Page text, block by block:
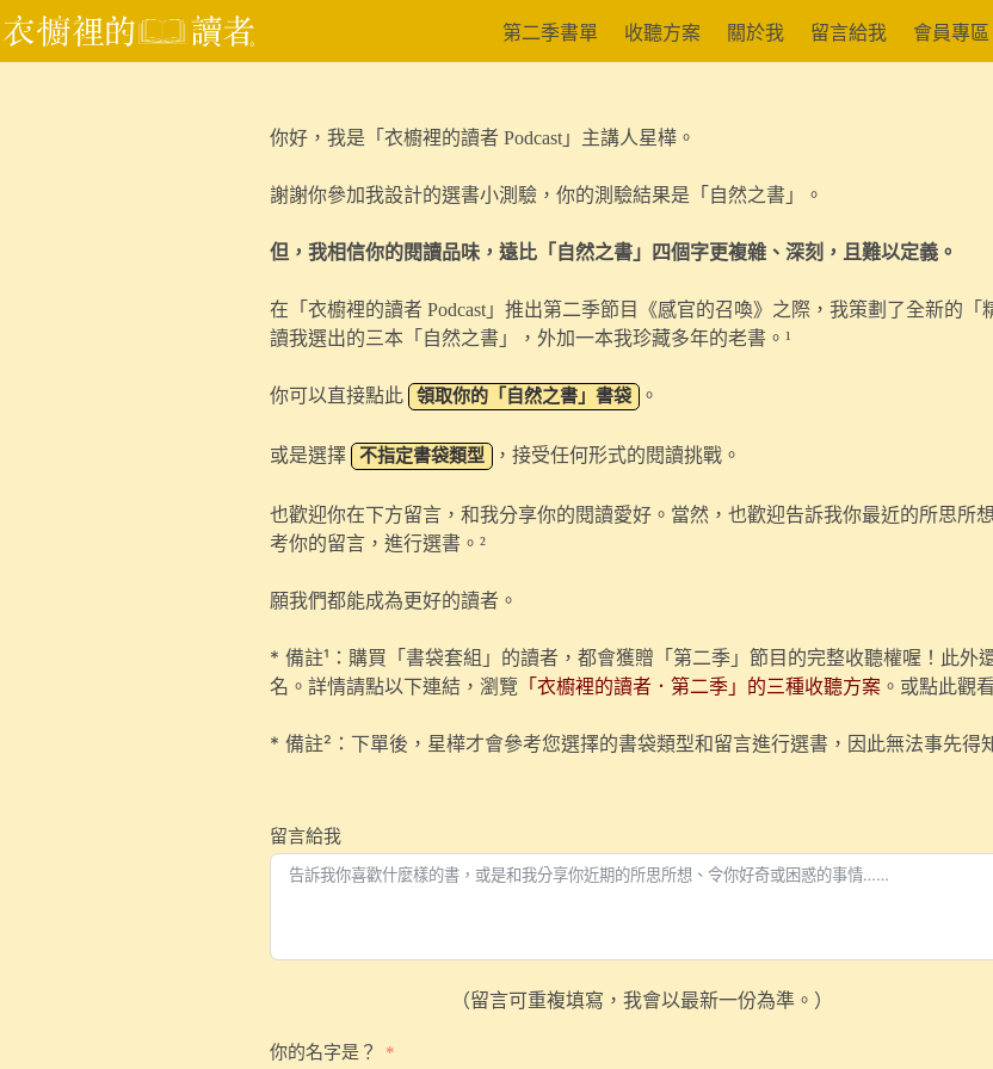
第二季書單 收聽方案 關於我 留言給我 會員專區
你好，我是「衣櫥裡的讀者 Podcast」主講人星樺。
謝謝你參加我設計的選書小測驗，你的測驗結果是「自然之書」。
但，我相信你的閱讀品味，遠比「 自然之書」四個字更複雜、深刻，且難以定義。
在「衣櫥裡的讀者 Podcast」推出第二季節目《感官的召喚》之際，我策劃了全新的
讀我選出的三本「自然之書」，外加一本我珍藏多年的老書。 ¹
你可以直接點此 領取你的「自然之書」書袋 。
或是選擇 不指定書袋類型 ，接受任何形式的閱讀挑戰。
也歡迎你在下方留言，和我分享你的閱讀愛好。當然，也歡迎告訴我你最近的所思所
考你的留言，進行選書。 ²
願我們都能成為更好的讀者。
* 備註¹：購買「書袋套組」的讀者，都會獲贈「第二季」節目的完整收聽權喔！此
名。詳情請點以下連結，瀏覽 「衣櫥裡的讀者．第二季」的三種收聽方案 。或點此觀看
* 備註²：下單後，星樺才會參考您選擇的書袋類型和留言進行選書，因此無法事先得
留言給我
（留言可重複填寫，我會以最新一份為準。）
你的名字是？